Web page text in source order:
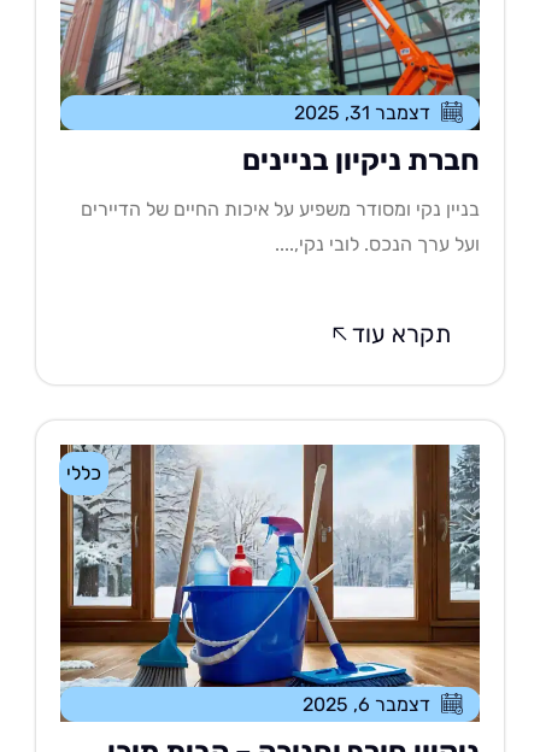
דצמבר 31, 2025
ניקיון בניינים
נקי ומסודר משפיע על איכות החיים של הדיירים
ערך הנכס. לובי נקי,....
תקרא עוד
כללי
דצמבר 6, 2025